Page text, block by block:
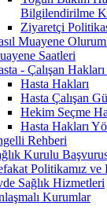
Bilgilendirilme
Ziyaretçi
Muayene
Saatleri
- Çalışan
Hasta Hakları
Hasta Çalışan
Hekim Seçme
Hasta Hakları
Rehberi
Kurulu
Politikamız ve
Sağlık Hizmetleri
Kurumlar